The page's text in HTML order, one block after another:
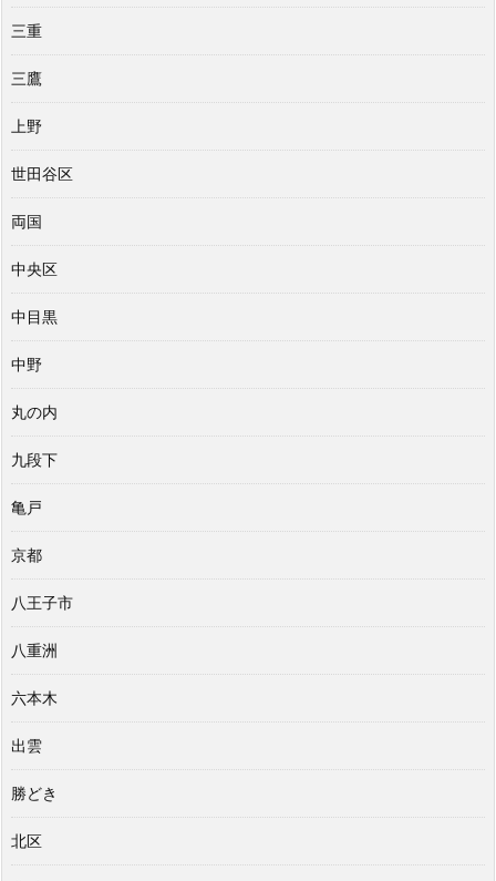
三重
三鷹
上野
世田谷区
両国
中央区
中目黒
中野
丸の内
九段下
亀戸
京都
八王子市
八重洲
六本木
出雲
勝どき
北区